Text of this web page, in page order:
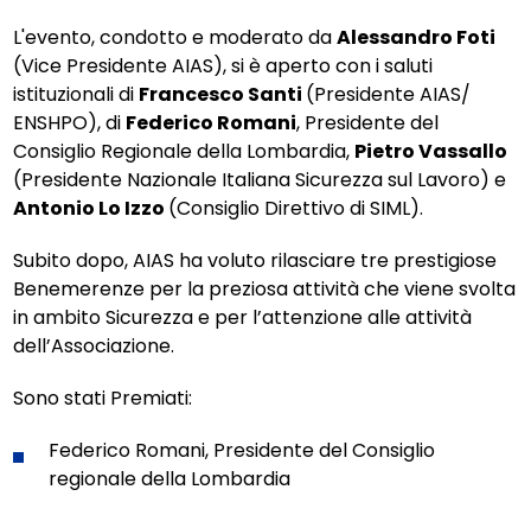
L'evento, condotto e moderato daAlessandro Foti
(Vice Presidente AIAS), si è aperto con i saluti
istituzionali di Francesco Santi (Presidente AIAS/
ENSHPO), di Federico Romani, Presidente del
Consiglio Regionale della Lombardia, Pietro Vassallo
(Presidente Nazionale Italiana Sicurezza sul Lavoro) e
Antonio Lo Izzo (Consiglio Direttivo di SIML).
Subito dopo, AIAS ha voluto rilasciare tre prestigiose
Benemerenze per la preziosa attività che viene svolta
in ambito Sicurezza e per l’attenzione alle attività
dell’Associazione.
Sono stati Premiati:
Federico Romani, Presidente del Consiglio
regionale della Lombardia